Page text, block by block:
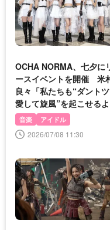
OCHA NORMA、七夕に
ースイベントを開催 米
良々「私たちも“ダント
愛して旋風”を起こせる
に頑張りたい」
音楽 アイドル
2026/07/08 11:30